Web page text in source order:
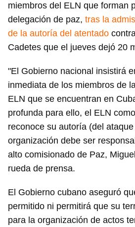
miembros del ELN que forman
delegación de paz, tras la
de la autoría del atentado
Cadetes que el jueves dejó 20
"El Gobierno nacional insistirá
inmediata de los miembros de
ELN que se encuentran en
profunda para ello, el ELN
reconoce su autoría (del
organización debe ser
alto comisionado de Paz,
rueda de prensa.
El Gobierno cubano aseguró
permitido ni permitirá que su
para la organización de actos